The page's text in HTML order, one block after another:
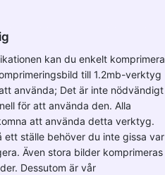
kan du enkelt komprimera
till 1.2mb-verktyg
använda; Det är inte nödvändigt
för att använda den. Alla
att använda detta verktyg.
ett ställe behöver du inte gissa var
Även stora bilder komprimeras
Dessutom är vår